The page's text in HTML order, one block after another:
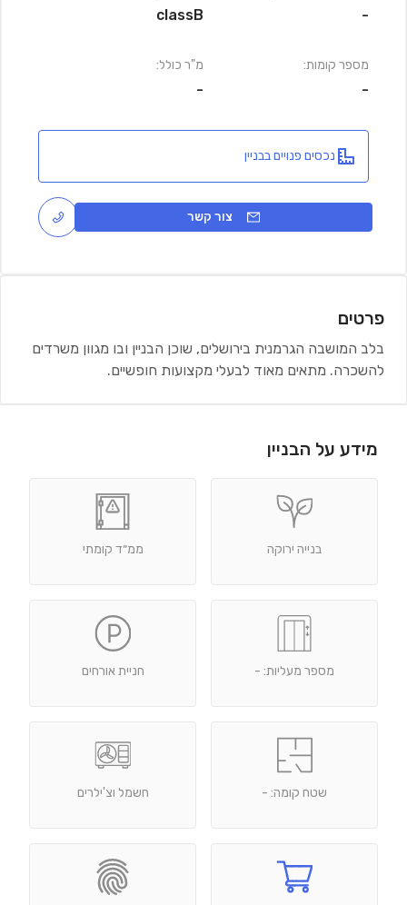
-
מספר קומות:
-
classB
מ"ר כולל:
-
נכסים פנויים בבניין
צור קשר
פרטים
בלב המושבה הגרמנית בירושלים, שוכן הבניין ובו מגוון משרדים
להשכרה. מתאים מאוד לבעלי מקצועות חופשיים.
מידע על הבניין
בנייה ירוקה ממ״ד קומתי
מספר מעליות: - חניית אורחים
שטח קומה: - חשמל וצ'ילרים